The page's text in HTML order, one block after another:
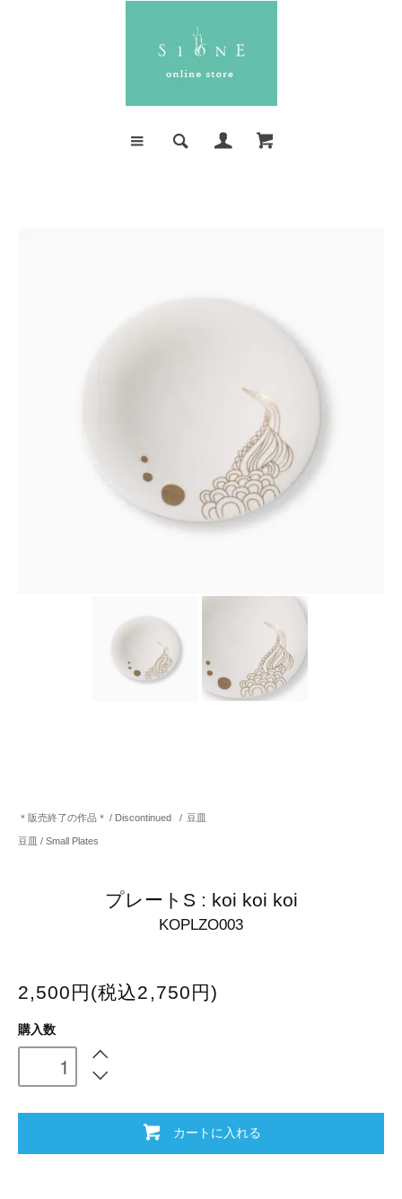
＊販売終了の作品＊ / Discontinued / 豆皿
豆皿 / Small Plates
プレートS : koi koi koi
KOPLZO003
2,500円(税込2,750円)
購入数
カートに入れる